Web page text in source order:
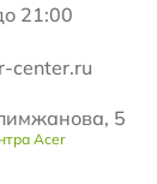
21:00
center.ru
5
Acer